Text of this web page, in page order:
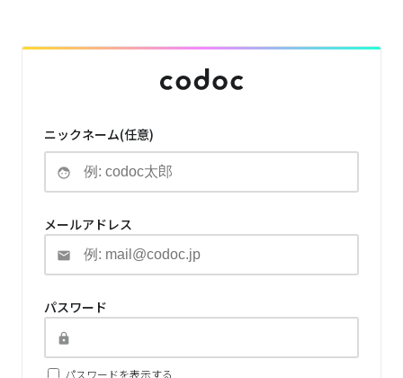
ニックネーム(任意)
メールアドレス
パスワード
パスワードを表示する